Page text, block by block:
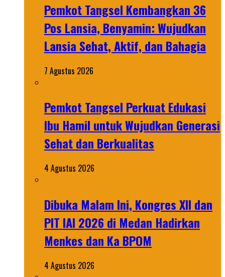
Pemkot Tangsel Kembangkan 36
Pos Lansia, Benyamin: Wujudkan
Lansia Sehat, Aktif, dan Bahagia
7 Agustus 2026
Pemkot Tangsel Perkuat Edukasi
Ibu Hamil untuk Wujudkan Generasi
Sehat dan Berkualitas
4 Agustus 2026
Dibuka Malam Ini, Kongres XII dan
PIT IAI 2026 di Medan Hadirkan
Menkes dan Ka BPOM
4 Agustus 2026